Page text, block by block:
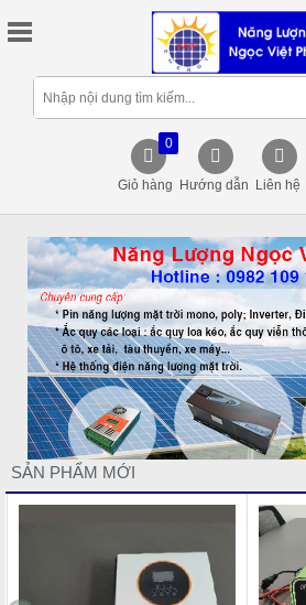
Giỏ hàng
0
Hướng dẫn Liên hệ
SẢN PHẨM MỚI